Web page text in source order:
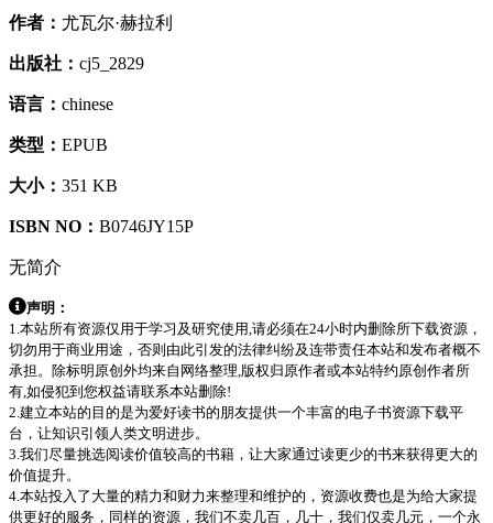
作者： 尤瓦尔·赫拉利
出版社： cj5_2829
语言： chinese
类型： EPUB
大小： 351 KB
ISBN NO： B0746JY15P
无简介
声明：
1.本站所有资源仅用于学习及研究使用,请必须在24小时内删除所下载资源，
切勿用于商业用途，否则由此引发的法律纠纷及连带责任本站和发布者概不
承担。除标明原创外均来自网络整理,版权归原作者或本站特约原创作者所
有,如侵犯到您权益请联系本站删除!
2.建立本站的目的是为爱好读书的朋友提供一个丰富的电子书资源下载平
台，让知识引领人类文明进步。
3.我们尽量挑选阅读价值较高的书籍，让大家通过读更少的书来获得更大的
价值提升。
4.本站投入了大量的精力和财力来整理和维护的，资源收费也是为给大家提
供更好的服务，同样的资源，我们不卖几百，几十，我们仅卖几元，一个永